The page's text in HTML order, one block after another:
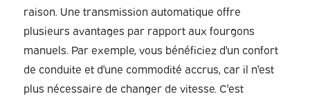
raison. Une transmission automatique offre
plusieurs avantages par rapport aux fourgons
manuels. Par exemple, vous bénéficiez d'un confort
de conduite et d'une commodité accrus, car il n'est
plus nécessaire de changer de vitesse. C'est